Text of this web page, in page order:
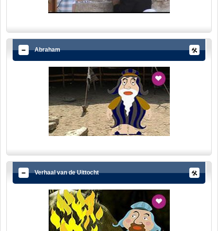
Abraham
Verhaal van de Uittocht